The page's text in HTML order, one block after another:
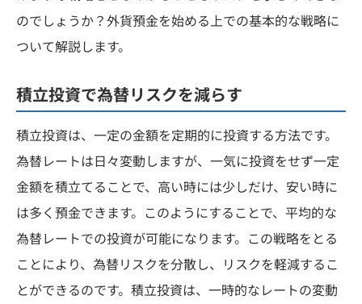
のでしょうか？外貨預金を始める上での基本的な戦略に
ついて解説します。
積立投資で為替リスクを減らす
積立投資は、一定の金額を定期的に投資する方法です。
為替レートは日々変動しますが、一気に投資をせず一定
金額を積立てることで、高い時には少しだけ、安い時に
は多く預金できます。このようにすることで、平均的な
為替レートでの投資が可能になります。この戦略をとる
ことにより、為替リスクを分散し、リスクを軽減するこ
とができるのです。積立投資は、一時的なレートの変動